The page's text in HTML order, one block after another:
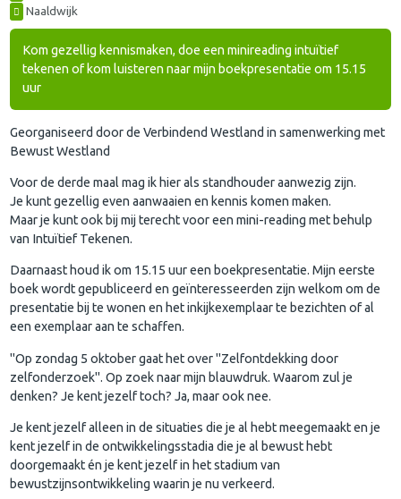
Naaldwijk
Kom gezellig kennismaken, doe een minireading intuïtief
tekenen of kom luisteren naar mijn boekpresentatie om 15.15
uur
Georganiseerd door de Verbindend Westland in samenwerking met
Bewust Westland
Voor de derde maal mag ik hier als standhouder aanwezig zijn.
Je kunt gezellig even aanwaaien en kennis komen maken.
Maar je kunt ook bij mij terecht voor een mini-reading met behulp
van Intuïtief Tekenen.
Daarnaast houd ik om 15.15 uur een boekpresentatie. Mijn eerste
boek wordt gepubliceerd en geïnteresseerden zijn welkom om de
presentatie bij te wonen en het inkijkexemplaar te bezichten of al
een exemplaar aan te schaffen.
"Op zondag 5 oktober gaat het over "Zelfontdekking door
zelfonderzoek". Op zoek naar mijn blauwdruk. Waarom zul je
denken? Je kent jezelf toch? Ja, maar ook nee.
Je kent jezelf alleen in de situaties die je al hebt meegemaakt en je
kent jezelf in de ontwikkelingsstadia die je al bewust hebt
doorgemaakt én je kent jezelf in het stadium van
bewustzijnsontwikkeling waarin je nu verkeerd.